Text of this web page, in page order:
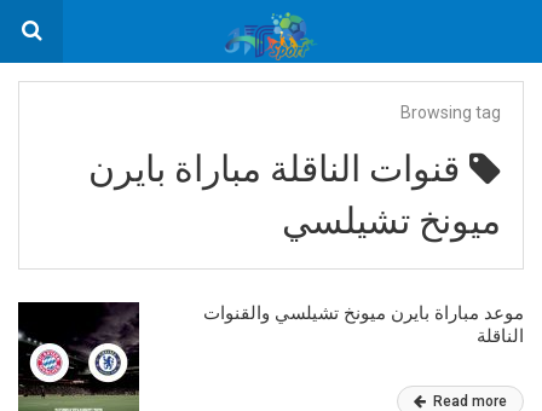
Browsing tag
قنوات الناقلة مباراة بايرن
ميونخ تشيلسي
موعد مباراة بايرن ميونخ تشيلسي والقنوات
الناقلة
Read more